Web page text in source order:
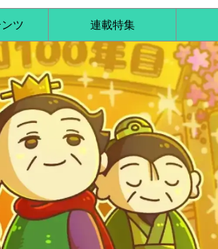
ツ 連載特集